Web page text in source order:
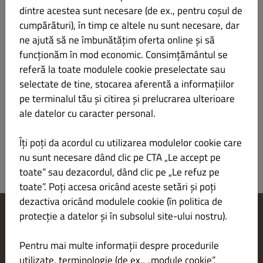
🥤 BĂUTURI
🍯 SOSURI
🍲 MÂNCARE LA OALĂ | TAVĂ
« 1 2 »
Contactează-ne
Politica de confidențialitate
dintre acestea sunt necesare (de ex., pentru coșul de
cumpărături), în timp ce altele nu sunt necesare, dar
ne ajută să ne îmbunătățim oferta online și să
funcționăm în mod economic. Consimțământul se
referă la toate modulele cookie preselectate sau
selectate de tine, stocarea aferentă a informațiilor
pe terminalul tău și citirea și prelucrarea ulterioare
ale datelor cu caracter personal.
Îți poți da acordul cu utilizarea modulelor cookie care
nu sunt necesare dând clic pe CTA „Le accept pe
toate” sau dezacordul, dând clic pe „Le refuz pe
toate”. Poți accesa oricând aceste setări și poți
dezactiva oricând modulele cookie (în politica de
protecție a datelor și în subsolul site-ului nostru).
Pentru mai multe informații despre procedurile